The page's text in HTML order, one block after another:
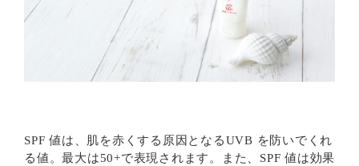
SPF 値は、肌を赤くする原因となるUVB を防いでくれ
る値。最大は50+で表現されます。また、SPF 値は効果